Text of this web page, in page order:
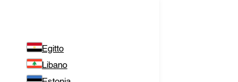
Egitto
Libano